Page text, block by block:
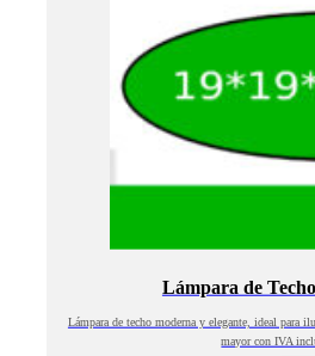
Lámpara de
Lámpara de techo moderna y elegante, ideal para
mayor con IVA